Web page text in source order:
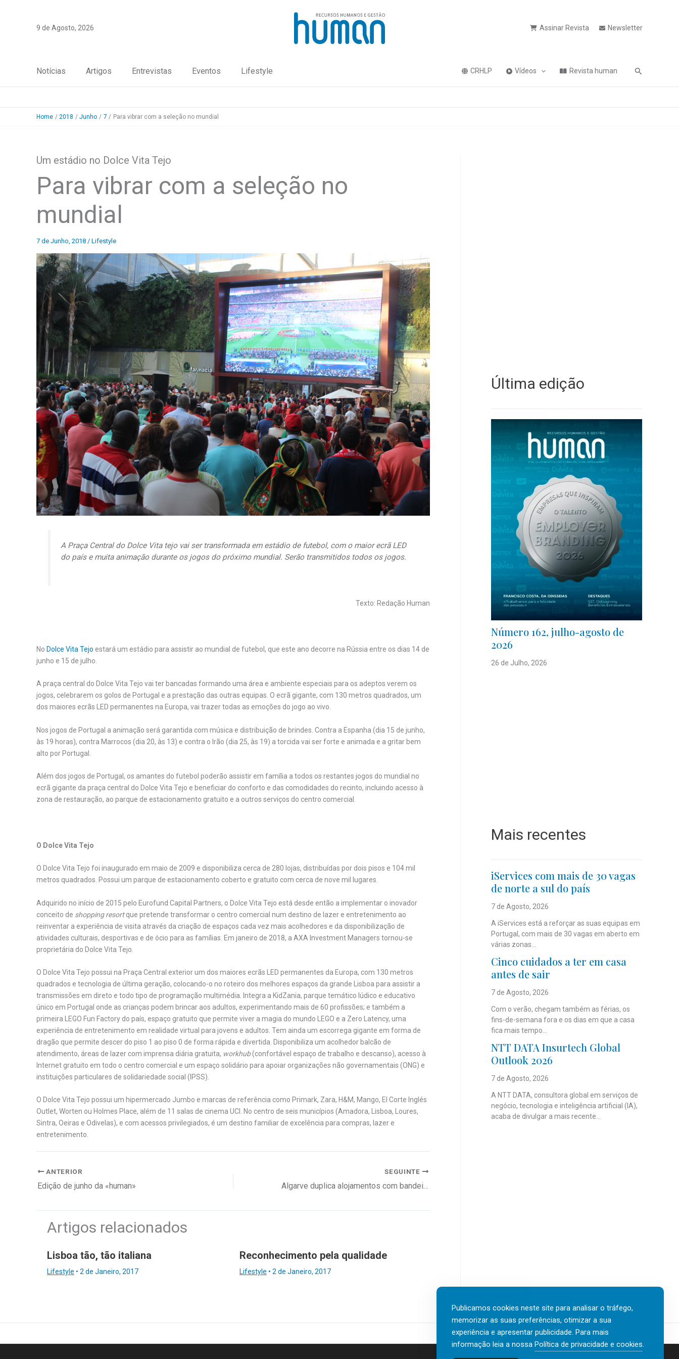
9 de Agosto, 2026 Assinar Revista Newsletter
Notícias Artigos Entrevistas Eventos Lifestyle CRHLP Vídeos Revista human Pesquisa
Home 2018 Junho 7 Para vibrar com a seleção no mundial
Um estádio no Dolce Vita Tejo
Para vibrar com a seleção no
mundial
7 de Junho, 2018 / Lifestyle
A Praça Central do Dolce Vita tejo vai ser transformada em estádio de futebol, com o maior ecrã LED
do país e muita animação durante os jogos do próximo mundial. Serão transmitidos todos os jogos.
Texto: Redação Human
No Dolce Vita Tejo estará um estádio para assistir ao mundial de futebol, que este ano decorre na Rússia entre os dias 14 de
junho e 15 de julho.
A praça central do Dolce Vita Tejo vai ter bancadas formando uma área e ambiente especiais para os adeptos verem os
jogos, celebrarem os golos de Portugal e a prestação das outras equipas. O ecrã gigante, com 130 metros quadrados, um
dos maiores ecrãs LED permanentes na Europa, vai trazer todas as emoções do jogo ao vivo.
Nos jogos de Portugal a animação será garantida com música e distribuição de brindes. Contra a Espanha (dia 15 de junho,
às 19 horas), contra Marrocos (dia 20, às 13) e contra o Irão (dia 25, às 19) a torcida vai ser forte e animada e a gritar bem
alto por Portugal.
Além dos jogos de Portugal, os amantes do futebol poderão assistir em família a todos os restantes jogos do mundial no
ecrã gigante da praça central do Dolce Vita Tejo e beneficiar do conforto e das comodidades do recinto, incluindo acesso à
zona de restauração, ao parque de estacionamento gratuito e a outros serviços do centro comercial.
O Dolce Vita Tejo
O Dolce Vita Tejo foi inaugurado em maio de 2009 e disponibiliza cerca de 280 lojas, distribuídas por dois pisos e 104 mil
metros quadrados. Possui um parque de estacionamento coberto e gratuito com cerca de nove mil lugares.
Adquirido no início de 2015 pelo Eurofund Capital Partners, o Dolce Vita Tejo está desde então a implementar o inovador
conceito de shopping resortque pretende transformar o centro comercial num destino de lazer e entretenimento ao
reinventar a experiência de visita através da criação de espaços cada vez mais acolhedores e da disponibilização de
atividades culturais, desportivas e de ócio para as famílias. Em janeiro de 2018, a AXA Investment Managers tornou-se
proprietária do Dolce Vita Tejo.
O Dolce Vita Tejo possui na Praça Central exterior um dos maiores ecrãs LED permanentes da Europa, com 130 metros
quadrados e tecnologia de última geração, colocando-o no roteiro dos melhores espaços da grande Lisboa para assistir a
transmissões em direto e todo tipo de programação multimédia. Integra a KidZania, parque temático lúdico e educativo
único em Portugal onde as crianças podem brincar aos adultos, experimentando mais de 60 profissões; e também a
primeira LEGO Fun Factory do país, espaço gratuito que permite viver a magia do mundo LEGO e a Zero Latency, uma
experiência de entretenimento em realidade virtual para jovens e adultos. Tem ainda um escorrega gigante em forma de
dragão que permite descer do piso 1 ao piso 0 de forma rápida e divertida. Disponibiliza um acolhedor balcão de
atendimento, áreas de lazer com imprensa diária gratuita, workhub(confortável espaço de trabalho e descanso), acesso à
Internet gratuito em todo o centro comercial e um espaço solidário para apoiar organizações não governamentais (ONG) e
instituições particulares de solidariedade social (IPSS).
O Dolce Vita Tejo possui um hipermercado Jumbo e marcas de referência como Primark, Zara, H&M, Mango, El Corte Inglés
Outlet, Worten ou Holmes Place, além de 11 salas de cinema UCI. No centro de seis municípios (Amadora, Lisboa, Loures,
Sintra, Oeiras e Odivelas), e com acessos privilegiados, é um destino familiar de excelência para compras, lazer e
entretenimento.
ANTERIOR
Edição de junho da «human»
SEGUINTE
Algarve duplica alojamentos com bandeira verde
Artigos relacionados
Lisboa tão, tão italiana
Lifestyle • 2 de Janeiro, 2017
Reconhecimento pela qualidade
Lifestyle • 2 de Janeiro, 2017
Última edição
Número 162, julho-agosto de
2026
26 de Julho, 2026
Mais recentes
iServices com mais de 30 vagas
de norte a sul do país
7 de Agosto, 2026
A iServices está a reforçar as suas equipas em
Portugal, com mais de 30 vagas em aberto em
várias zonas...
Cinco cuidados a ter em casa
antes de sair
7 de Agosto, 2026
Com o verão, chegam também as férias, os
fins-de-semana fora e os dias em que a casa
fica mais tempo...
NTT DATA Insurtech Global
Outlook 2026
7 de Agosto, 2026
A NTT DATA, consultora global em serviços de
negócio, tecnologia e inteligência artificial (IA),
acaba de divulgar a mais recente...
Publicamos cookies neste site para analisar o tráfego,
memorizar as suas preferências, otimizar a sua
experiência e apresentar publicidade. Para mais
informação leia a nossa Política de privacidade e cookies.